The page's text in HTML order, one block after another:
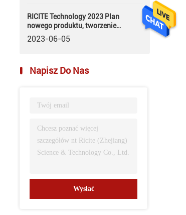
RICITE Technology 2023 Plan
nowego produktu, tworzenie
niestandardowych nowych usług (1)
2023-06-05
Napisz Do Nas
Wysłać